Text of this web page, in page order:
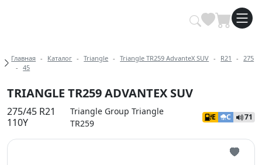
Купить автомобильные шины
Хлебные крошки
Главная Каталог Triangle Triangle TR259 AdvanteX SUV R21
275
45
TRIANGLE TR259 ADVANTEX SUV
275/45 R21
110Y
Triangle Group Triangle
TR259
E C 71